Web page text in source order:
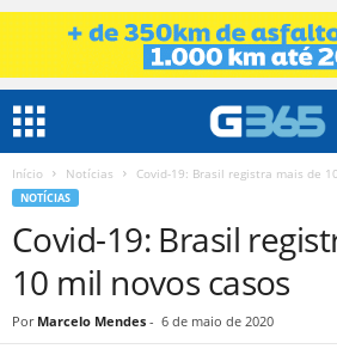
Início Notícias Covid-19: Brasil registra mais de
NOTÍCIAS
Covid-19: Brasil
10 mil novos casos
Por Marcelo Mendes - 6 de maio de 2020